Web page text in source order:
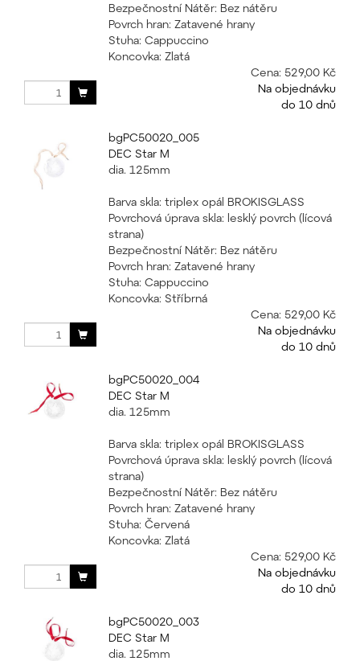
Bezpečnostní Nátěr: Bez nátěru
Povrch hran: Zatavené hrany
Stuha: Cappuccino
Koncovka: Zlatá
Cena: 529,00 Kč
Na objednávku
do 10 dnů
bgPC50020_005
DEC Star M
dia. 125mm
Barva skla: triplex opál BROKISGLASS
Povrchová úprava skla: lesklý povrch (lícová
strana)
Bezpečnostní Nátěr: Bez nátěru
Povrch hran: Zatavené hrany
Stuha: Cappuccino
Koncovka: Stříbrná
Cena: 529,00 Kč
Na objednávku
do 10 dnů
bgPC50020_004
DEC Star M
dia. 125mm
Barva skla: triplex opál BROKISGLASS
Povrchová úprava skla: lesklý povrch (lícová
strana)
Bezpečnostní Nátěr: Bez nátěru
Povrch hran: Zatavené hrany
Stuha: Červená
Koncovka: Zlatá
Cena: 529,00 Kč
Na objednávku
do 10 dnů
bgPC50020_003
DEC Star M
dia. 125mm